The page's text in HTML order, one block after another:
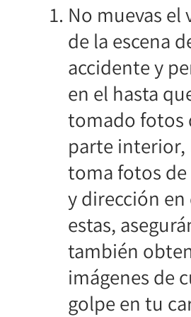
No muevas el
de la escena
accidente y
en el hasta
tomado fotos
parte interior,
toma fotos de
y dirección
estas,
también
imágenes de
golpe en tu